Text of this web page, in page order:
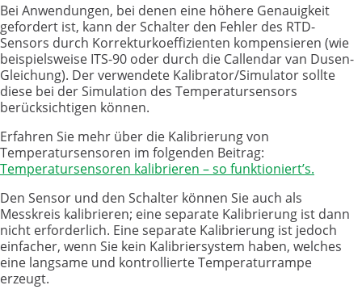
Bei Anwendungen, bei denen eine höhere Genauigkeit
gefordert ist, kann der Schalter den Fehler des RTD-
Sensors durch Korrekturkoeffizienten kompensieren (wie
beispielsweise ITS-90 oder durch die Callendar van Dusen-
Gleichung). Der verwendete Kalibrator/Simulator sollte
diese bei der Simulation des Temperatursensors
berücksichtigen können.
Erfahren Sie mehr über die Kalibrierung von
Temperatursensoren im folgenden Beitrag:
Temperatursensoren kalibrieren – so funktioniert’s.
Den Sensor und den Schalter können Sie auch als
Messkreis kalibrieren; eine separate Kalibrierung ist dann
nicht erforderlich. Eine separate Kalibrierung ist jedoch
einfacher, wenn Sie kein Kalibriersystem haben, welches
eine langsame und kontrollierte Temperaturrampe
erzeugt.